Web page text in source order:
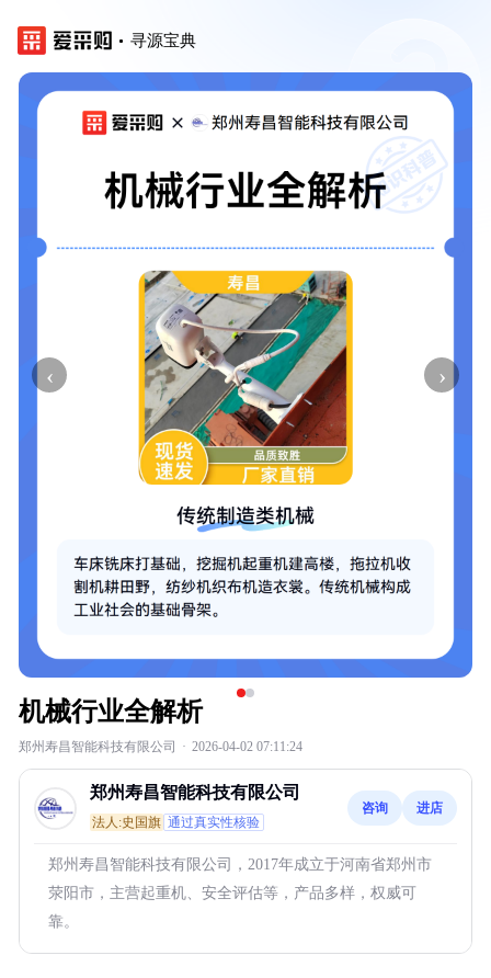
寻源宝典
‹ ›
机械行业全解析
郑州寿昌智能科技有限公司 · 2026-04-02 07:11:24
郑州寿昌智能科技有限公司
法人:史国旗 通过真实性核验
咨询 进店
郑州寿昌智能科技有限公司，2017年成立于河南省郑州市
荥阳市，主营起重机、安全评估等，产品多样，权威可
靠。